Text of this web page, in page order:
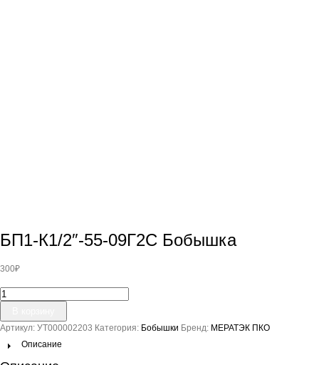
БП1-К1/2″-55-09Г2С Бобышка
300₽
Количество
товара
БП1-
К1/2"-55-
09Г2С
Артикул: УТ000002203 Категория: Бобышки Бренд: МЕРАТЭК ПКО
Описание